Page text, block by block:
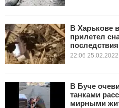
В Харькове
прилетел
22:06 25.02.2022
В Буче
танками
мирными